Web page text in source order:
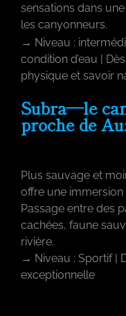
sensations dans
les canyonneurs.
→ Niveau :
condition d’eau |
physique et savoir
Subra—le
proche de
Plus sauvage et
offre une
Passage entre des
cachées, faune
rivière.
→ Niveau : Sportif |
exceptionnelle